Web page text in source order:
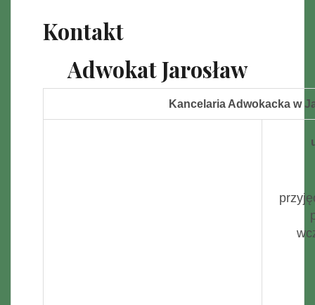
Kontakt
Adwokat Jarosław
Kancelaria Adwokacka w